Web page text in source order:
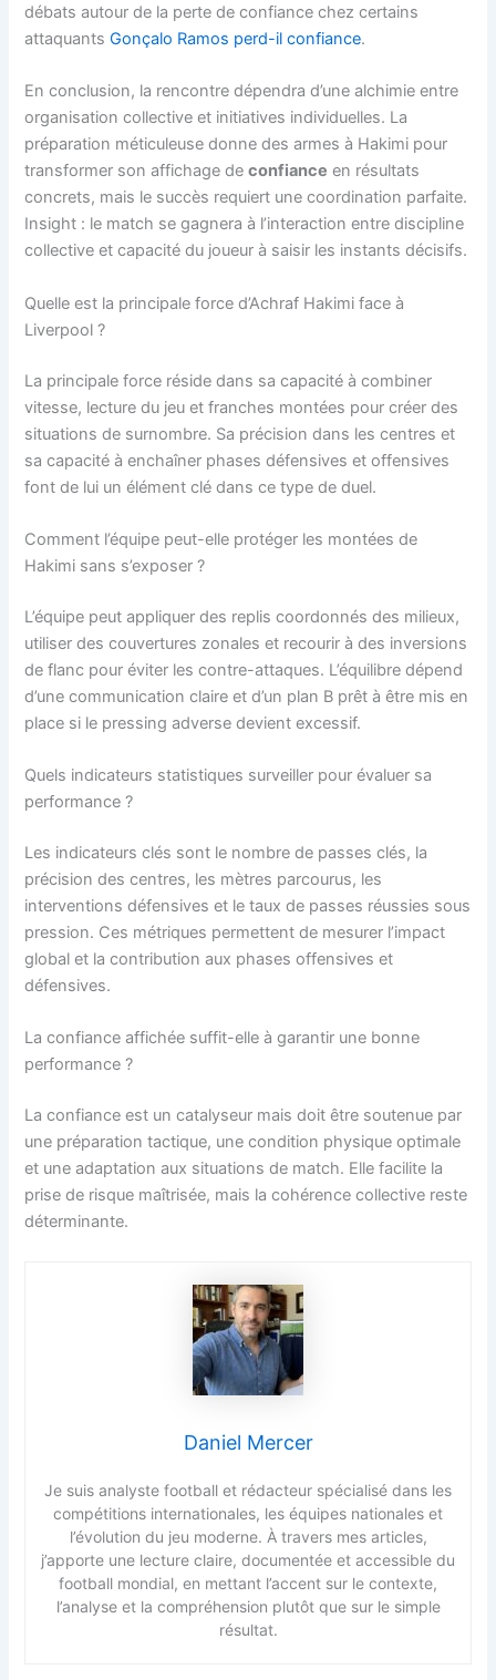
débats autour de la perte de confiance chez certains
attaquantsGonçalo Ramos perd-il confiance.
En conclusion, la rencontre dépendra d’une alchimie entre
organisation collective et initiatives individuelles. La
préparation méticuleuse donne des armes à Hakimi pour
transformer son affichage deconfiance en résultats
concrets, mais le succès requiert une coordination parfaite.
Insight : le match se gagnera à l’interaction entre discipline
collective et capacité du joueur à saisir les instants décisifs.
Quelle est la principale force d’Achraf Hakimi face à
Liverpool ?
La principale force réside dans sa capacité à combiner
vitesse, lecture du jeu et franches montées pour créer des
situations de surnombre. Sa précision dans les centres et
sa capacité à enchaîner phases défensives et offensives
font de lui un élément clé dans ce type de duel.
Comment l’équipe peut-elle protéger les montées de
Hakimi sans s’exposer ?
L’équipe peut appliquer des replis coordonnés des milieux,
utiliser des couvertures zonales et recourir à des inversions
de flanc pour éviter les contre-attaques. L’équilibre dépend
d’une communication claire et d’un plan B prêt à être mis en
place si le pressing adverse devient excessif.
Quels indicateurs statistiques surveiller pour évaluer sa
performance ?
Les indicateurs clés sont le nombre de passes clés, la
précision des centres, les mètres parcourus, les
interventions défensives et le taux de passes réussies sous
pression. Ces métriques permettent de mesurer l’impact
global et la contribution aux phases offensives et
défensives.
La confiance affichée suffit-elle à garantir une bonne
performance ?
La confiance est un catalyseur mais doit être soutenue par
une préparation tactique, une condition physique optimale
et une adaptation aux situations de match. Elle facilite la
prise de risque maîtrisée, mais la cohérence collective reste
déterminante.
Daniel Mercer
Je suis analyste football et rédacteur spécialisé dans les
compétitions internationales, les équipes nationales et
l’évolution du jeu moderne. À travers mes articles,
j’apporte une lecture claire, documentée et accessible du
football mondial, en mettant l’accent sur le contexte,
l’analyse et la compréhension plutôt que sur le simple
résultat.